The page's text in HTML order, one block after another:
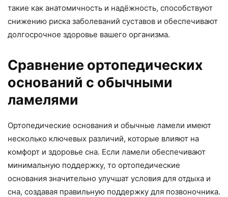
такие как анатомичность и надёжность, способствуют
снижению риска заболеваний суставов и обеспечивают
долгосрочное здоровье вашего организма.
Сравнение ортопедических
оснований с обычными
ламелями
Ортопедические основания и обычные ламели имеют
несколько ключевых различий, которые влияют на
комфорт и здоровье сна. Если ламели обеспечивают
минимальную поддержку, то ортопедические
основания значительно улучшат условия для отдыха и
сна, создавая правильную поддержку для позвоночника.